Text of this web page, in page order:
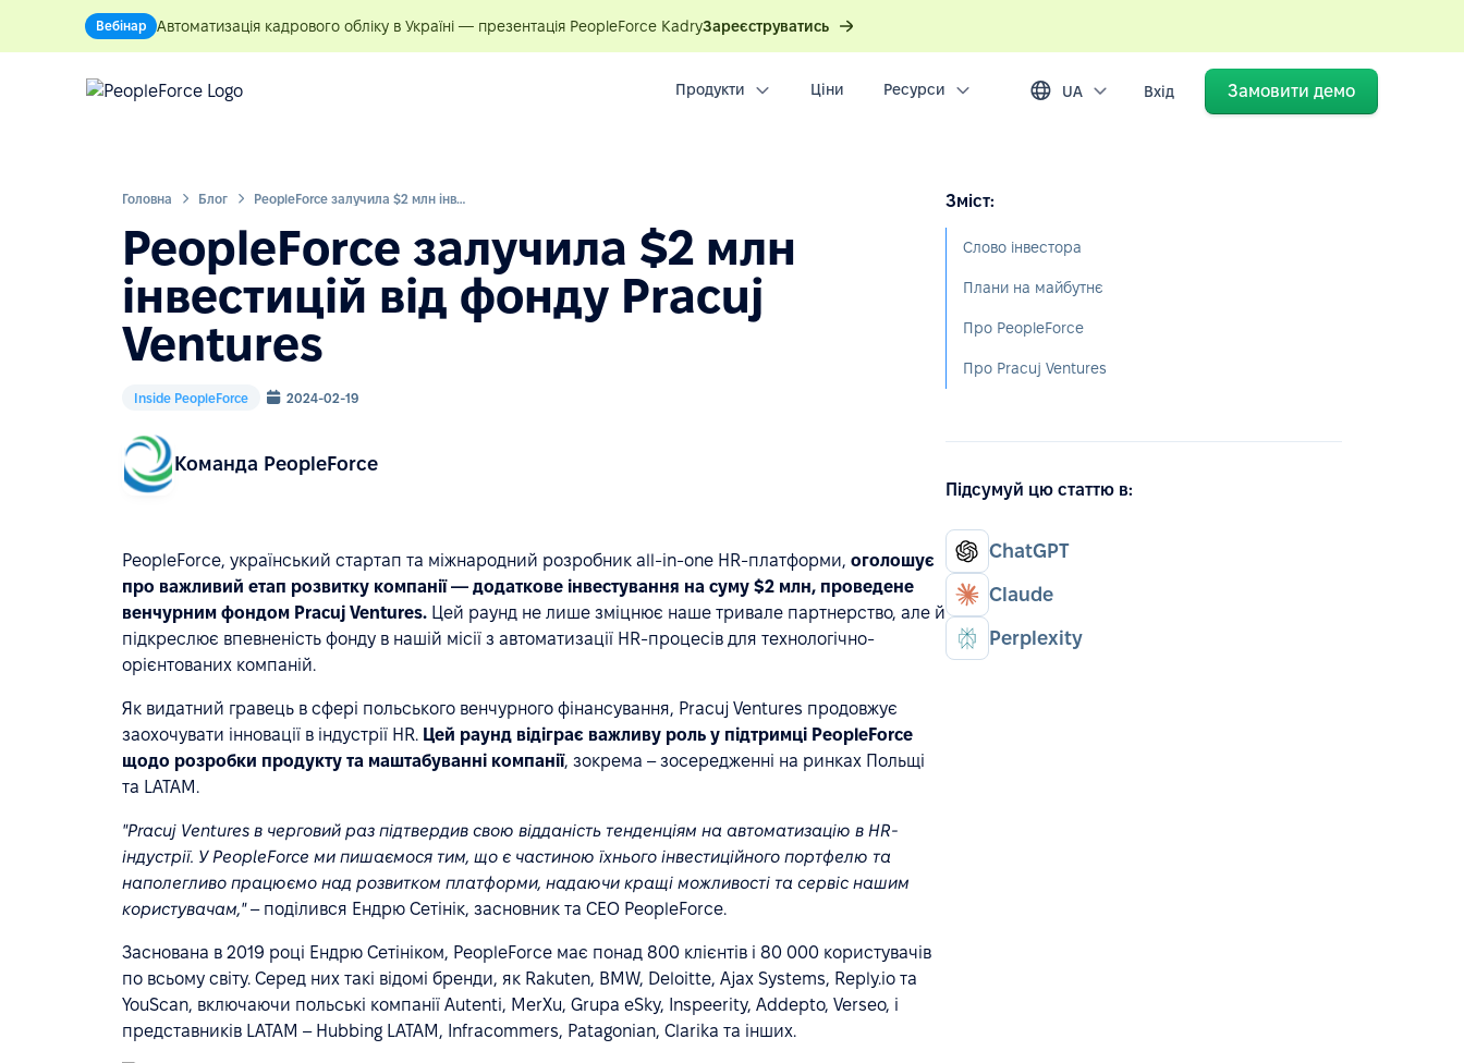
Вебінар Автоматизація кадрового обліку в Україні — презентація PeopleForce KadryЗареєструватись
Продукти Ціни Ресурси UA Вхід Замовити демо
Головна Блог PeopleForce залучила $2 млн інвестицій від фонду Pracuj Ventures
PeopleForce залучила $2 млн
інвестицій від фонду Pracuj
Ventures
Inside PeopleForce 2024-02-19
Команда PeopleForce
PeopleForce, український стартап та міжнародний розробник all-in-one HR-платформи, оголошує
про важливий етап розвитку компанії — додаткове інвестування на суму $2 млн, проведене
венчурним фондом Pracuj Ventures. Цей раунд не лише зміцнює наше тривале партнерство, але й
підкреслює впевненість фонду в нашій місії з автоматизації HR-процесів для технологічно-
орієнтованих компаній.
Як видатний гравець в сфері польського венчурного фінансування, Pracuj Ventures продовжує
заохочувати інновації в індустрії HR. Цей раунд відіграє важливу роль у підтримці PeopleForce
щодо розробки продукту та маштабуванні компанії, зокрема – зосередженні на ринках Польщі
та LATAM.
"Pracuj Ventures в черговий раз підтвердив свою відданість тенденціям на автоматизацію в HR-
індустрії. У PeopleForce ми пишаємося тим, що є частиною їхнього інвестиційного портфелю та
наполегливо працюємо над розвитком платформи, надаючи кращі можливості та сервіс нашим
користувачам,"– поділився Ендрю Сетінік, засновник та CEO PeopleForce.
Заснована в 2019 році Ендрю Сетініком, PeopleForce має понад 800 клієнтів і 80 000 користувачів
по всьому світу. Серед них такі відомі бренди, як Rakuten, BMW, Deloitte, Ajax Systems, Reply.io та
YouScan, включаючи польські компанії Autenti, MerXu, Grupa eSky, Inspeerity, Addepto, Verseo, і
представників LATAM – Hubbing LATAM, Infracommers, Patagonian, Clarika та інших.
Зміст:
Слово інвестора
Плани на майбутнє
Про PeopleForce
Про Pracuj Ventures
Підсумуй цю статтю в:
ChatGPT
Claude
Perplexity